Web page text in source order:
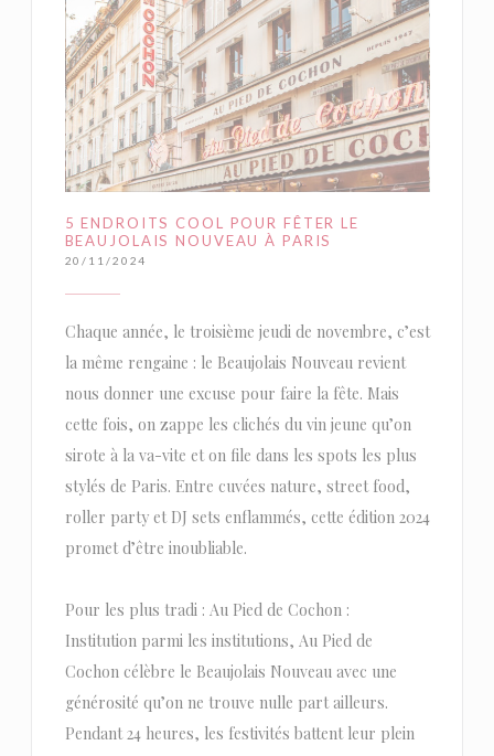
5 ENDROITS COOL POUR FÊTER LE
BEAUJOLAIS NOUVEAU À PARIS
20/11/2024
Chaque année, le troisième jeudi de novembre, c’est
la même rengaine : le Beaujolais Nouveau revient
nous donner une excuse pour faire la fête. Mais
cette fois, on zappe les clichés du vin jeune qu’on
sirote à la va-vite et on file dans les spots les plus
stylés de Paris. Entre cuvées nature, street food,
roller party et DJ sets enflammés, cette édition 2024
promet d’être inoubliable.
Pour les plus tradi : Au Pied de Cochon :
Institution parmi les institutions, Au Pied de
Cochon célèbre le Beaujolais Nouveau avec une
générosité qu’on ne trouve nulle part ailleurs.
Pendant 24 heures, les festivités battent leur plein